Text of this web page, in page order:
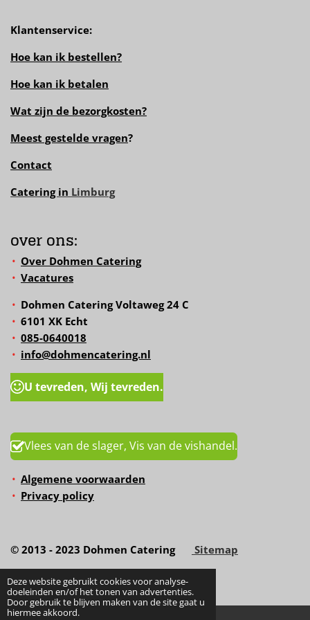
Deze website gebruikt cookies voor analyse-
doeleinden en/of het tonen van advertenties.
Door gebruik te blijven maken van de site gaat u
hiermee akkoord.
Klantenservice:
Hoe kan ik bestellen?
Hoe kan ik betalen
Wat zijn de bezorgkosten?
Meest gestelde vragen?
Contact
Catering in Limburg
over ons:
Over Dohmen Catering
Vacatures
Dohmen Catering Voltaweg 24 C
6101 XK Echt
085-0640018
info@dohmencatering.nl
U tevreden, Wij tevreden.
Vlees van de slager, Vis van de vishandel.
Algemene voorwaarden
Privacy policy
© 2013 - 2023 Dohmen Catering Sitemap